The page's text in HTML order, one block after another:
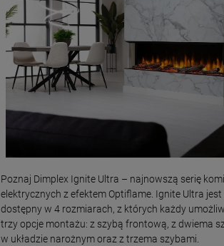
Poznaj Dimplex Ignite Ultra – najnowszą serię
elektrycznych z efektem Optiflame. Ignite Ultra jest
dostępny w 4 rozmiarach, z których każdy
trzy opcje montażu: z szybą frontową, z dwiema
w układzie narożnym oraz z trzema szybami.